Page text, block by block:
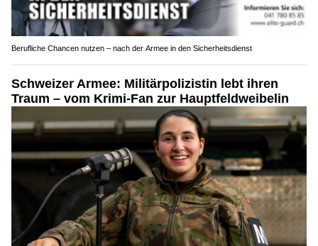
Berufliche Chancen nutzen – nach der Armee in den Sicherheitsdienst
Schweizer Armee: Militärpolizistin lebt ihren
Traum – vom Krimi-Fan zur Hauptfeldweibelin